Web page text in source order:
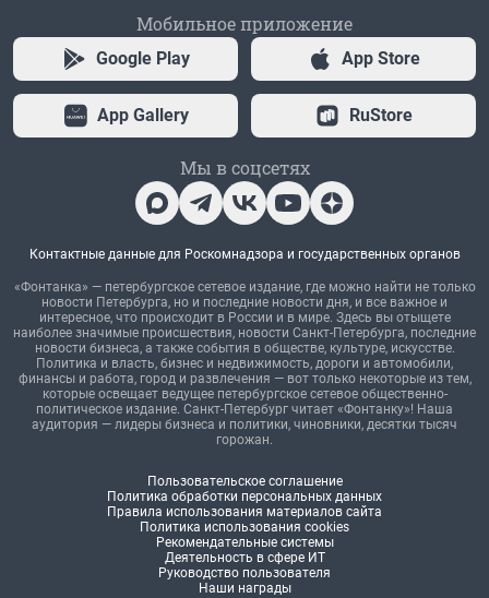
Мобильное приложение
Google Play App Store
App Gallery RuStore
Мы в соцсетях
Контактные данные для Роскомнадзора и государственных органов
«Фонтанка» — петербургское сетевое издание, где можно найти не только
новости Петербурга, но и последние новости дня, и все важное и
интересное, что происходит в России и в мире. Здесь вы отыщете
наиболее значимые происшествия, новости Санкт-Петербурга, последние
новости бизнеса, а также события в обществе, культуре, искусстве.
Политика и власть, бизнес и недвижимость, дороги и автомобили,
финансы и работа, город и развлечения — вот только некоторые из тем,
которые освещает ведущее петербургское сетевое общественно-
политическое издание. Санкт-Петербург читает «Фонтанку»! Наша
аудитория — лидеры бизнеса и политики, чиновники, десятки тысяч
горожан.
Пользовательское соглашение
Политика обработки персональных данных
Правила использования материалов сайта
Политика использования cookies
Рекомендательные системы
Деятельность в сфере ИТ
Руководство пользователя
Наши награды